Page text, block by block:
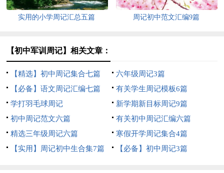
实用的小学周记汇总五篇 周记初中范文汇编9篇
【初中军训周记】相关文章：
【精选】初中周记集合七篇
六年级周记3篇
【必备】语文周记汇编七篇
有关学生周记模板6篇
学打羽毛球周记
新学期新目标周记9篇
初中周记范文六篇
有关初中周记汇编六篇
精选三年级周记六篇
寒假开学周记集合4篇
【实用】周记初中生合集7篇
【必备】初中周记3篇